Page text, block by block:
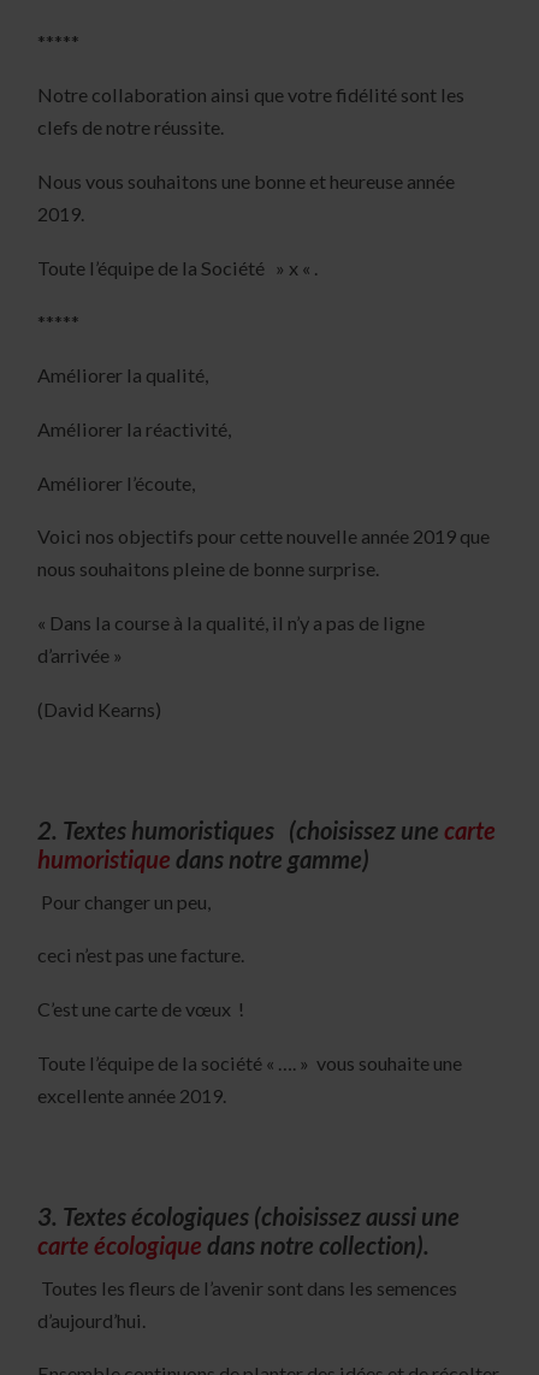
*****
Notre collaboration ainsi que votre fidélité sont les
clefs de notre réussite.
Nous vous souhaitons une bonne et heureuse année
2019.
Toute l’équipe de la Société » x « .
*****
Améliorer la qualité,
Améliorer la réactivité,
Améliorer l’écoute,
Voici nos objectifs pour cette nouvelle année 2019 que
nous souhaitons pleine de bonne surprise.
« Dans la course à la qualité, il n’y a pas de ligne
d’arrivée »
(David Kearns)
2. Textes humoristiques (choisissez unecarte
humoristiquedans notre gamme)
Pour changer un peu,
ceci n’est pas une facture.
C’est une carte de vœux !
Toute l’équipe de la société « …. » vous souhaite une
excellente année 2019.
3. Textes écologiques (choisissez aussi une
carte écologique dans notre collection).
Toutes les fleurs de l’avenir sont dans les semences
d’aujourd’hui.